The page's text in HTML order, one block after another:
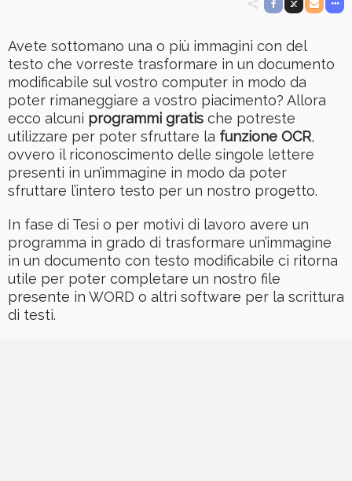
Avete sottomano una o più immagini con del
testo che vorreste trasformare in un documento
modificabile sul vostro computer in modo da
poter rimaneggiare a vostro piacimento? Allora
ecco alcuni programmi gratis che potreste
utilizzare per poter sfruttare la funzione OCR,
ovvero il riconoscimento delle singole lettere
presenti in un’immagine in modo da poter
sfruttare l’intero testo per un nostro progetto.
In fase di Tesi o per motivi di lavoro avere un
programma in grado di trasformare un’immagine
in un documento con testo modificabile ci ritorna
utile per poter completare un nostro file
presente in WORD o altri software per la scrittura
di testi.